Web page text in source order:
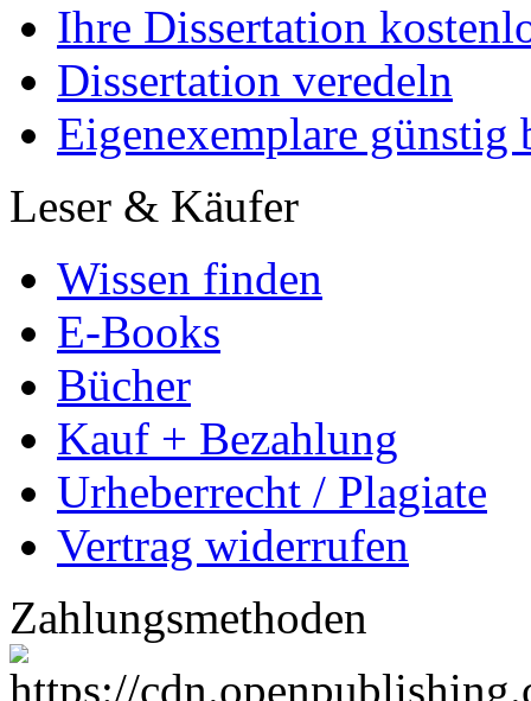
Ihre Dissertation
Dissertation veredeln
Eigenexemplare günstig
Leser & Käufer
Wissen finden
E-Books
Bücher
Kauf + Bezahlung
Urheberrecht / Plagiate
Vertrag widerrufen
Zahlungsmethoden